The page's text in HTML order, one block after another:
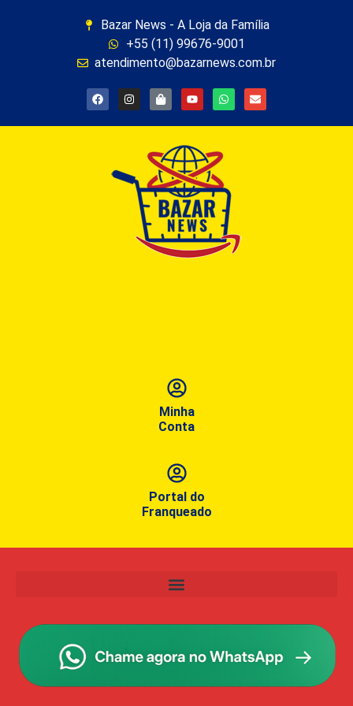
Bazar News - A Loja da Família
+55 (11) 99676-9001
atendimento@bazarnews.com.br
Minha
Conta
Portal do
Franqueado